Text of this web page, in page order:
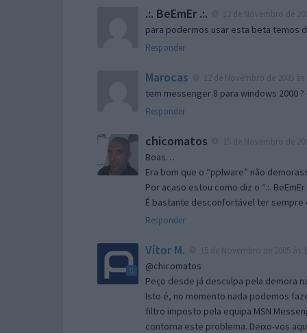
.:. BeEmEr .:.
para podermos usar esta beta temos
Responder
Marocas
tem messenger 8 para windows 2000
Responder
chicomatos
Boas…
Era bom que o “pplware” não
Por acaso estou como diz o “.:.
É bastante desconfortável ter sempre
Responder
Vítor M.
@chicomatos
Peço desde já desculpa pela demora
Isto é, no momento nada podemos
filtro imposto pela equipa MSN
contorna este problema. Deixo-vos